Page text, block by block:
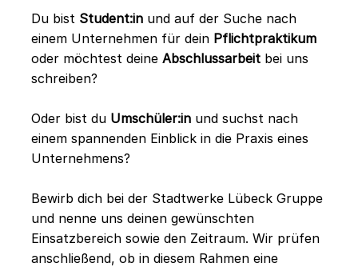
Du bist Student:in und auf der Suche nach
einem Unternehmen für dein Pflichtpraktikum
oder möchtest deine Abschlussarbeit bei uns
schreiben?
Oder bist du Umschüler:in und suchst nach
einem spannenden Einblick in die Praxis eines
Unternehmens?
Bewirb dich bei der Stadtwerke Lübeck Gruppe
und nenne uns deinen gewünschten
Einsatzbereich sowie den Zeitraum. Wir prüfen
anschließend, ob in diesem Rahmen eine